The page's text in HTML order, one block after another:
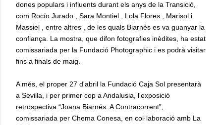
dones populars i influents durant els anys de la Transició,
com Rocío Jurado , Sara Montiel , Lola Flores , Marisol i
Massiel , entre altres , de les quals Biarnés es va guanyar la
confiança. La mostra, que difon fotografies inèdites, ha estat
comissariada per la Fundació Photographic i es podrà visitar
fins a finals de maig.
A més, el proper 27 d'abril la Fundació Caja Sol presentarà
a Sevilla, i per primer cop a Andalusia, l'exposició
retrospectiva “Joana Biarnés. A Contracorrent”,
comissariada per Chema Conesa, en col·laboració amb La